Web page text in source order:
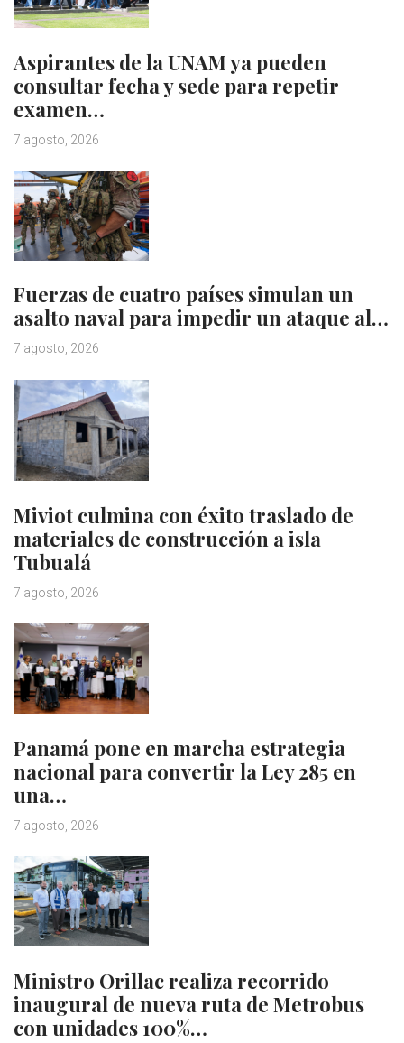
Aspirantes de la UNAM ya pueden
consultar fecha y sede para repetir
examen…
7 agosto, 2026
Fuerzas de cuatro países simulan un
asalto naval para impedir un ataque al…
7 agosto, 2026
Miviot culmina con éxito traslado de
materiales de construcción a isla
Tubualá
7 agosto, 2026
Panamá pone en marcha estrategia
nacional para convertir la Ley 285 en
una…
7 agosto, 2026
Ministro Orillac realiza recorrido
inaugural de nueva ruta de Metrobus
con unidades 100%…